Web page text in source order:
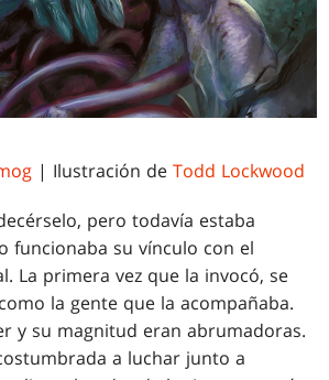
| Ilustración deTodd Lockwood
pero todavía estaba
funcionaba su vínculo con el
La primera vez que la invocó, se
la gente que la acompañaba.
y su magnitud eran abrumadoras.
a luchar junto a